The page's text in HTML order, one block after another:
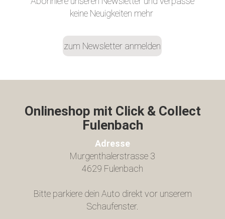
keine Neuigkeiten mehr
zum Newsletter anmelden
Onlineshop mit Click & Collect
Fulenbach​
Adresse
Murgenthalerstrasse 3
4629 Fulenbach
Bitte parkiere dein Auto direkt vor unserem
Schaufenster.